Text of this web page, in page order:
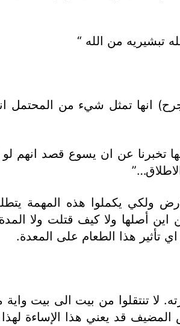
تبشيريه من الله “
انها تمثل شيء من المحتمل
تخبرنا عن ان يسوع قصد انهم
ولكي يكملوا هذه المهمة
اين أصلها ولا كيف قتلت ولا
تأثير هذا الطعام على المعدة.
تنتقلوا من بيت الى بيت واية
من الشخص المضيف قد يعني هذا